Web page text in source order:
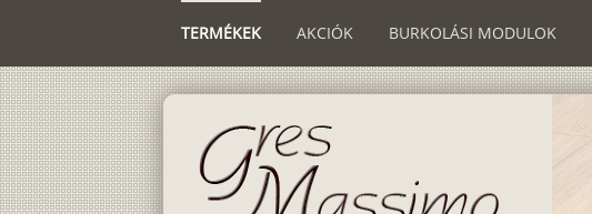
TERMÉKEK AKCIÓK BURKOLÁSI MODULOK